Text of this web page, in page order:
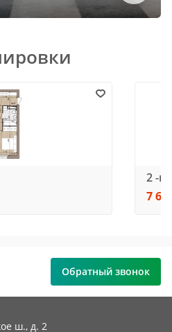
2 -
7
Обратный звонок
ш., д. 2